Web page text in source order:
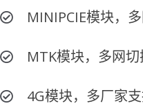
MINIPCIE模块，
MTK模块，多网
4G模块，多厂家